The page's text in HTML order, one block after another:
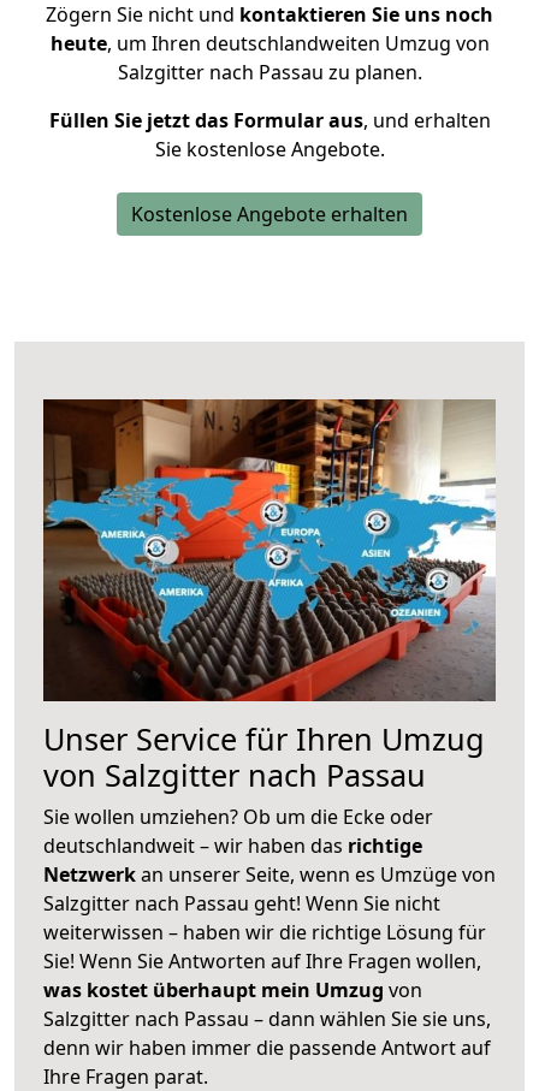
Zögern Sie nicht und kontaktieren Sie uns noch
heute, um Ihren deutschlandweiten Umzug von
Salzgitter nach Passau zu planen.
Füllen Sie jetzt das Formular aus, und erhalten
Sie kostenlose Angebote.
Kostenlose Angebote erhalten
Unser Service für Ihren Umzug
von Salzgitter nach Passau
Sie wollen umziehen? Ob um die Ecke oder
deutschlandweit – wir haben das richtige
Netzwerkan unserer Seite, wenn es Umzüge von
Salzgitter nach Passau geht! Wenn Sie nicht
weiterwissen – haben wir die richtige Lösung für
Sie! Wenn Sie Antworten auf Ihre Fragen wollen,
was kostet überhaupt mein Umzug von
Salzgitter nach Passau – dann wählen Sie sie uns,
denn wir haben immer die passende Antwort auf
Ihre Fragen parat.